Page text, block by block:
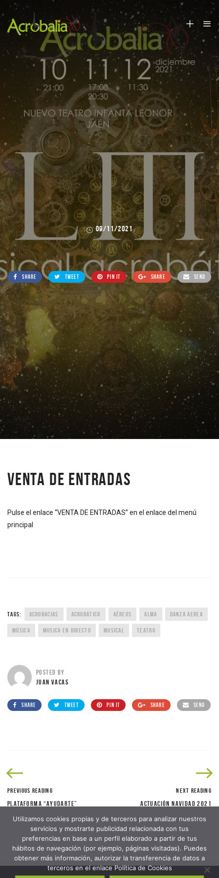
09/11/2021
SHARE TWEET PIN IT SHARE SEND
VENTA DE ENTRADAS
Pulse el enlace “VENTA DE ENTRADAS” en el enlace del menú
principal
TAGS: ACROBACIAS ACROBÁTICO AÉREOS ALMA DANZA AEREA
MÚSICA MUSICA EN DIRECTO MUSICAL TEATRO
POSTED BY
JUAN VACAS
SHARE TWEET PIN IT SHARE SEND
PREVIOUS READING
PLATAFORMA “AYUDARTE”
NEXT READING
ACTUACIÓN NAVIDAD 2021
Utilizamos cookies propias y de terceros para analizar nuestros
servicios y mostrarte publicidad relacionada con tus
preferencias en base a un perfil elaborado a partir de tus
hábitos de navegación (por ejemplo, páginas visitadas). Puedes
obtener más información, autorizar la transferencia de datos a
terceros en el enlace Política de Cookies